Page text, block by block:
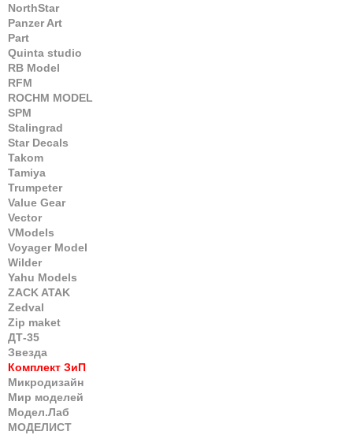
NorthStar
Panzer Art
Part
Quinta studio
RB Model
RFM
ROCHM MODEL
SPM
Stalingrad
Star Decals
Takom
Tamiya
Trumpeter
Value Gear
Vector
VModels
Voyager Model
Wilder
Yahu Models
ZACK ATAK
Zedval
Zip maket
ДТ-35
Звезда
Комплект ЗиП
Микродизайн
Мир моделей
Модел.Лаб
МОДЕЛИСТ